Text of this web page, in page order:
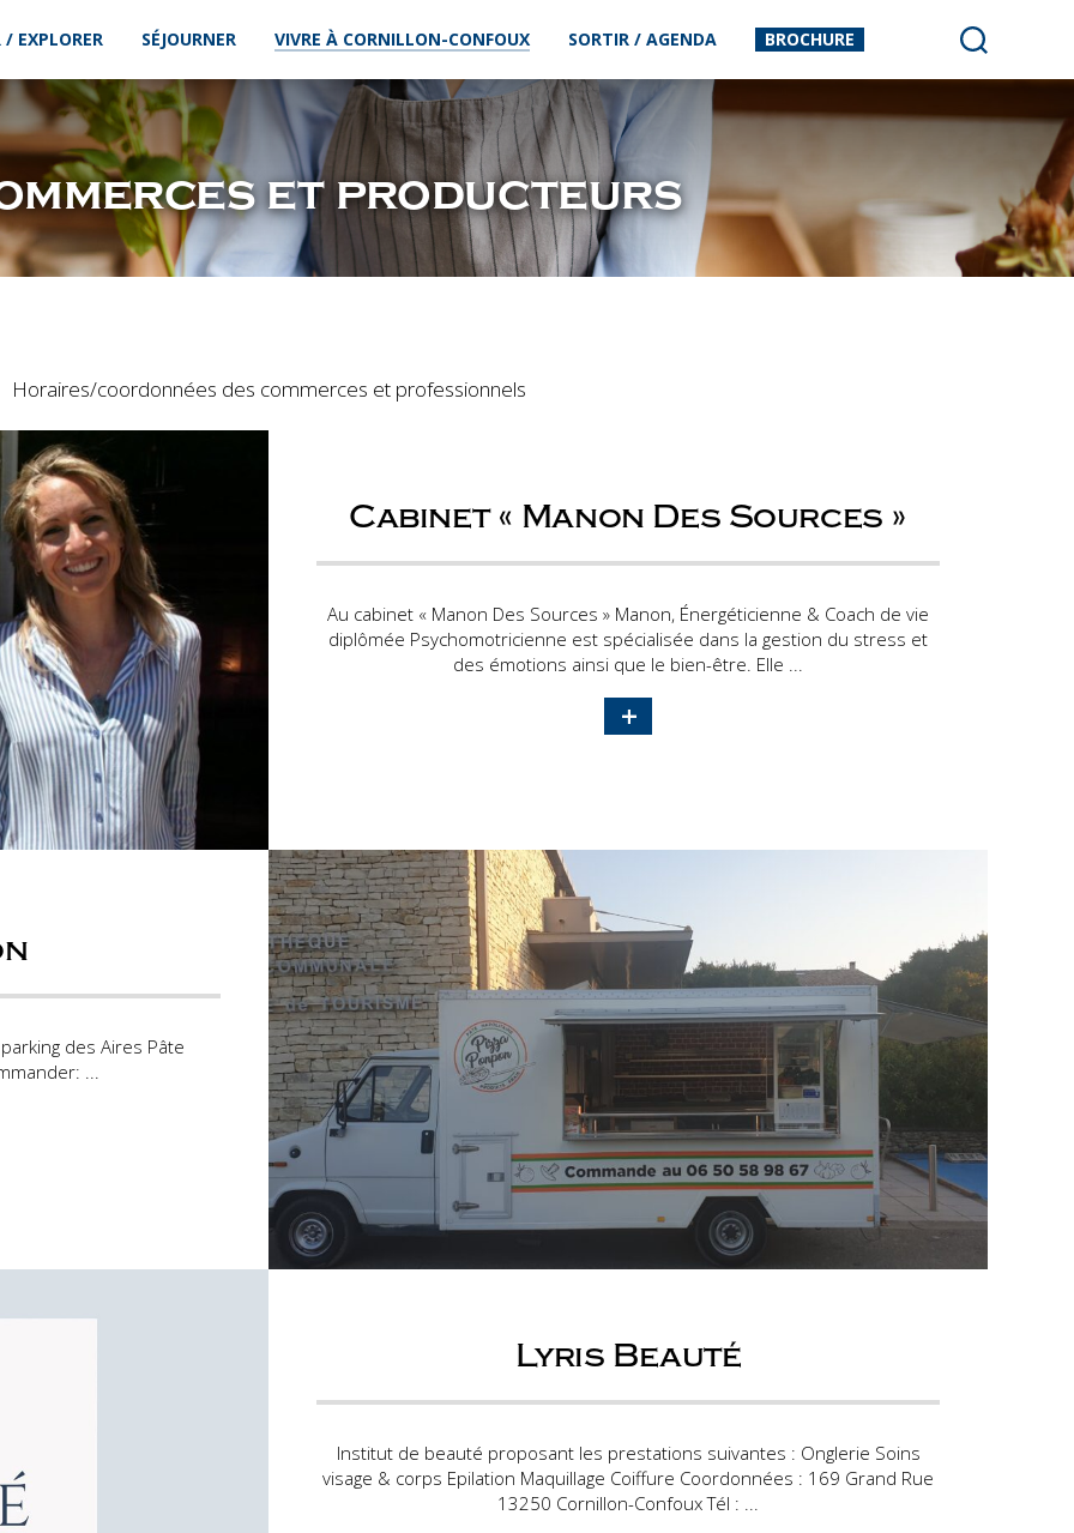
/ EXPLORER SÉJOURNER VIVRE À CORNILLON-CONFOUX SORTIR / AGENDA BROCHURE
et producteurs
Horaires/coordonnées des commerces et professionnels
Cabinet « Manon Des Sources »
Au cabinet « Manon Des Sources » Manon, Énergéticienne & Coach de vie
diplômée Psychomotricienne est spécialisée dans la gestion du stress et
des émotions ainsi que le bien-être. Elle ...
+
des Aires Pâte
...
Lyris Beauté
Institut de beauté proposant les prestations suivantes : Onglerie Soins
visage & corps Epilation Maquillage Coiffure Coordonnées : 169 Grand Rue
13250 Cornillon-Confoux Tél : ...